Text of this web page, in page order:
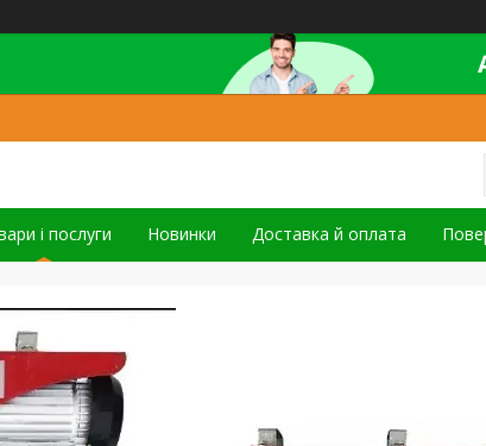
і послуги Новинки Доставка й оплата